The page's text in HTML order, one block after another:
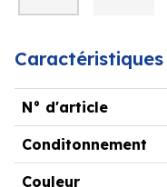
Caractéristiques
N° d'article
Conditonnement
Couleur